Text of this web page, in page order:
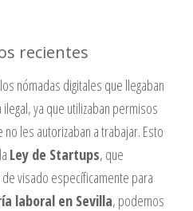
recientes
nómadas digitales que llegaban
ya que utilizaban permisos
les autorizaban a trabajar. Esto
Ley de Startups, que
visado específicamente para
laboral en Sevilla, podemos